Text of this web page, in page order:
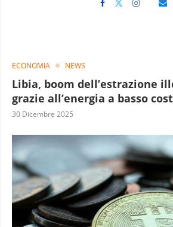
ECONOMIA NEWS
Libia, boom dell’estrazione
grazie all’energia a basso
30 Dicembre 2025